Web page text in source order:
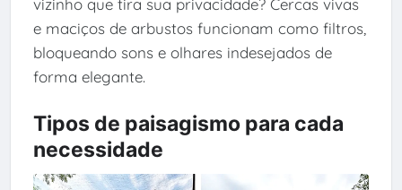
vizinho que tira sua privacidade? Cercas vivas
e maciços de arbustos funcionam como filtros,
bloqueando sons e olhares indesejados de
forma elegante.
Tipos de paisagismo para cada
necessidade